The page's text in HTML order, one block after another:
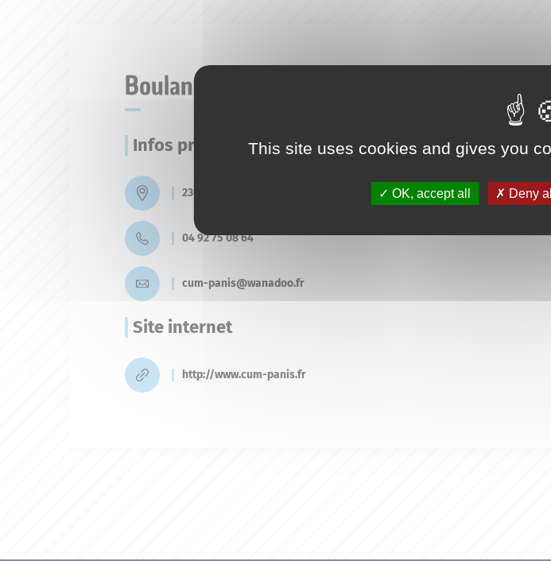
Boulangerie CumPanis
Infos pratiques
230 ZAE les Chalus -
04 92 75 08 64
cum-panis@wanadoo.fr
Site internet
http://www.cum-panis.fr
This site uses cookies and gives you
OK, accept all Deny